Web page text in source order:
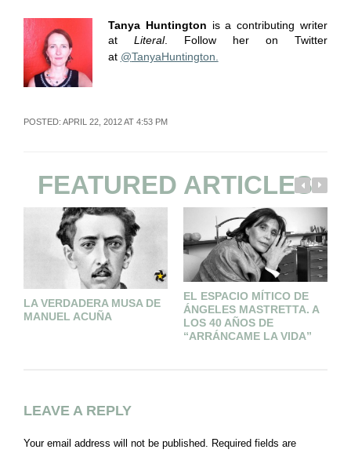
Tanya Huntington is a contributing writer
atLiteral. Follow her on Twitter
at @TanyaHuntington.
POSTED: APRIL 22, 2012 AT 4:53 PM
FEATURED ARTICLES
LA VERDADERA MUSA DE
MANUEL ACUÑA
EL ESPACIO MÍTICO DE
ÁNGELES MASTRETTA. A
LOS 40 AÑOS DE
“ARRÁNCAME LA VIDA”
LEAVE A REPLY
Your email address will not be published. Required fields are